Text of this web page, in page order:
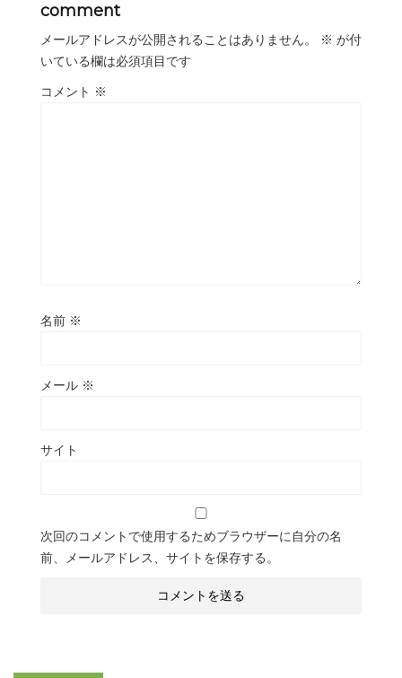
comment
メールアドレスが公開されることはありません。 ※ が付
いている欄は必須項目です
コメント ※
名前 ※
メール ※
サイト
次回のコメントで使用するためブラウザーに自分の名
前、メールアドレス、サイトを保存する。